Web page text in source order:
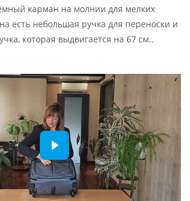
карман на молнии для мелких
есть небольшая ручка для переноски и
которая выдвигается на 67 см..